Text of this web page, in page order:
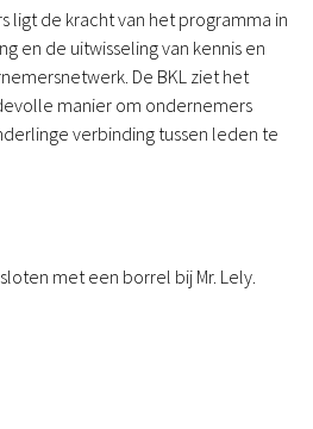
ligt de kracht van het programma in
en de uitwisseling van kennis en
De BKL ziet het
manier om ondernemers
verbinding tussen leden te
met een borrel bij Mr. Lely.